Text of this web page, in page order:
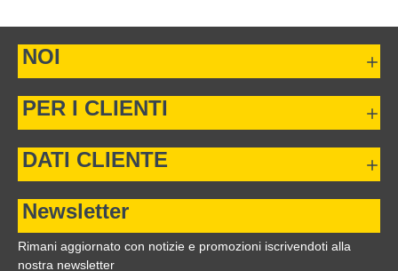
NOI
PER I CLIENTI
DATI CLIENTE
Newsletter
Rimani aggiornato con notizie e promozioni iscrivendoti alla
nostra newsletter